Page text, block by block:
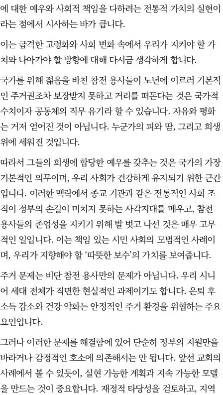
에 대한 예우와 사회적 책임을 다하려는 전통적 가치의 실현이
라는 점에서 시사하는 바가 큽니다.
이는 급격한 고령화와 사회 변화 속에서 우리가 지켜야 할 가
치와 나아가야 할 방향에 대해 다시금 생각하게 합니다.
국가를 위해 젊음을 바친 참전 용사들이 노년에 이르러 기본적
인 주거권조차 보장받지 못하고 거리를 떠돈다는 것은 국가적
수치이자 공동체의 직무 유기라 할 수 있습니다. 자유와 평화
는 거저 얻어진 것이 아닙니다. 누군가의 피와 땀, 그리고 희생
위에 세워진 것입니다.
따라서 그들의 희생에 합당한 예우를 갖추는 것은 국가의 가장
기본적인 의무이며, 우리 사회가 건강하게 유지되기 위한 근간
입니다. 이러한 맥락에서 종교 기관과 같은 전통적인 사회 조
직이 정부의 손길이 미치지 못하는 사각지대를 메우고, 참전
용사들의 존엄성을 지키기 위해 발 벗고 나선 것은 매우 고무
적인 일입니다. 이는 책임 있는 시민 사회의 모범적인 사례이
며, 우리가 지향해야 할 ‘따뜻한 보수’의 가치를 보여줍니다.
주거 문제는 비단 참전 용사만의 문제가 아닙니다. 우리 시니
어 세대 전체가 직면한 현실적인 과제이기도 합니다. 은퇴 후
소득 감소와 건강 약화는 안정적인 주거 환경을 위협하는 주요
요인입니다.
그러나 이러한 문제를 해결함에 있어 단순히 정부의 지원만을
바라거나 감정적인 호소에 의존해서는 안 됩니다. 앞선 교회의
사례에서 볼 수 있듯이, 실현 가능한 계획과 지속 가능한 모델
을 만드는 것이 중요합니다. 재정적 타당성을 검토하고, 지역